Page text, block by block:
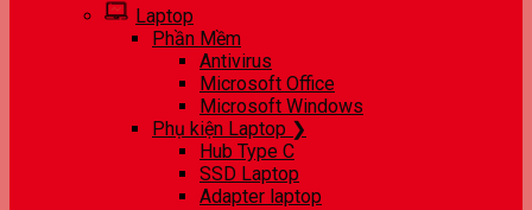
Laptop
Phần Mềm
Antivirus
Microsoft Office
Microsoft Windows
Phụ kiện Laptop ❯
Hub Type C
SSD Laptop
Adapter laptop